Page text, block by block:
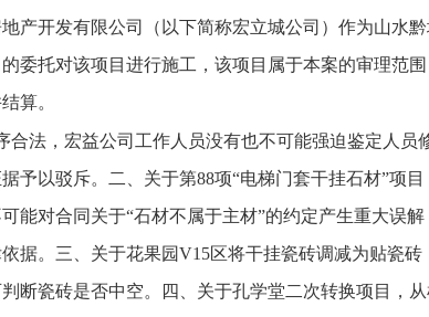
产开发有限公司（以下简称宏立城公司）作为山水黔
委托对该项目进行施工，该项目属于本案的审理范
算。
法，宏益公司工作人员没有也不可能强迫鉴定人员
予以驳斥。二、关于第88项“电梯门套干挂石材”项
能对合同关于“石材不属于主材”的约定产生重大误
据。三、关于花果园V15区将干挂瓷砖调减为贴瓷砖
断瓷砖是否中空。四、关于孔学堂二次转换项目，